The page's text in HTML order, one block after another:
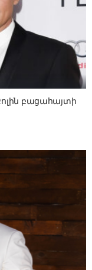
բացահայտի